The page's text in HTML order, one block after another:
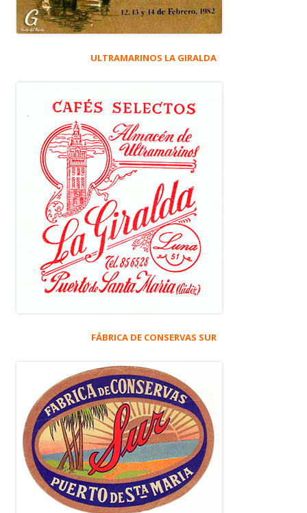
ULTRAMARINOS LA GIRALDA
FÁBRICA DE CONSERVAS SUR